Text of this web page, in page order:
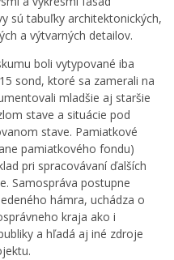
sú tabuľky architektonických,
a výtvarných detailov.
boli vytypované iba
sond, ktoré sa zamerali na
mladšie aj staršie
stave a situácie pod
stave. Pamiatkové
pamiatkového fondu)
pri spracovávaní ďalších
Samospráva postupne
hámra, uchádza o
kraja ako i
a hľadá aj iné zdroje